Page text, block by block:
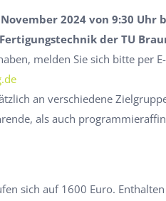
2024 von 9:30 Uhr
der TU
melden Sie sich bitte per
an verschiedene
als auch
sich auf 1600 Euro.